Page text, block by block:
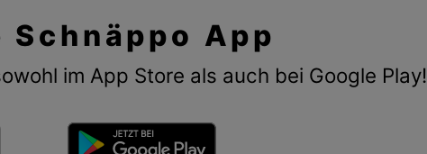
App
im App Store als auch bei Google Play!